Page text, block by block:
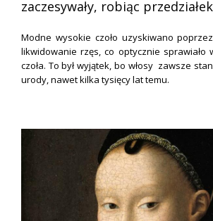
zaczesywały, robiąc
Modne wysokie czoło uzyskiwano
likwidowanie rzęs, co optycznie sprawiało
czoła. To był wyjątek, bo włosy zawsze
urody, nawet kilka tysięcy lat temu.